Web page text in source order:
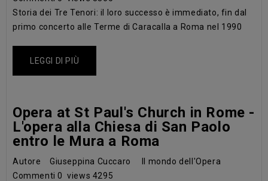
Storia dei Tre Tenori: il loro successo è immediato, fin dal
primo concerto alle Terme di Caracalla a Roma nel 1990
LEGGI DI PIÙ
Opera at St Paul's Church in Rome -
L'opera alla Chiesa di San Paolo
entro le Mura a Roma
Autore Giuseppina Cuccaro
Il mondo dell'Opera
Commenti0 views 4295